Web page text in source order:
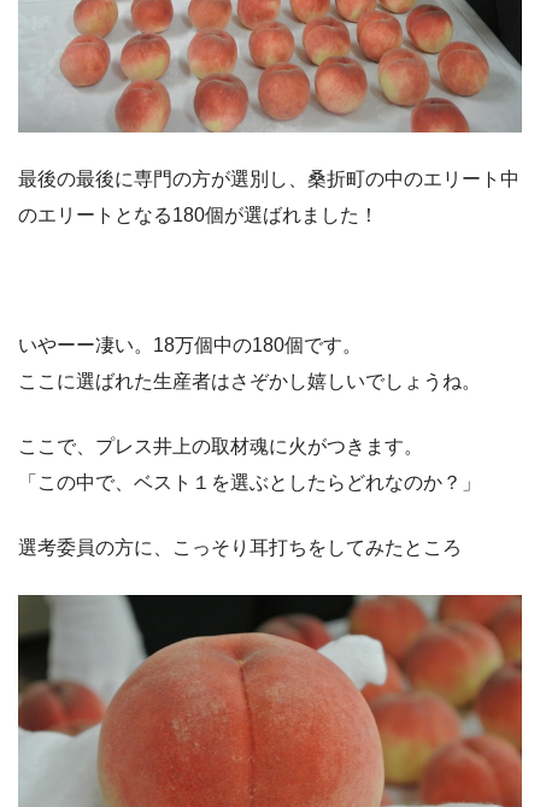
最後の最後に専門の方が選別し、桑折町の中のエリート中
のエリートとなる180個が選ばれました！
いやーー凄い。18万個中の180個です。
ここに選ばれた生産者はさぞかし嬉しいでしょうね。
ここで、プレス井上の取材魂に火がつきます。
「この中で、ベスト１を選ぶとしたらどれなのか？」
選考委員の方に、こっそり耳打ちをしてみたところ